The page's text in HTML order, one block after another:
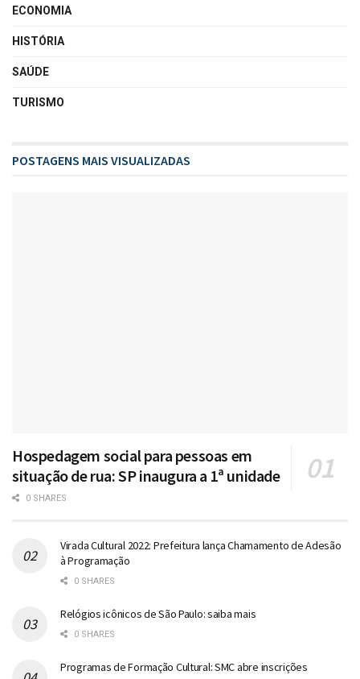
ECONOMIA
HISTÓRIA
SAÚDE
TURISMO
POSTAGENS MAIS VISUALIZADAS
Hospedagem social para pessoas em
situação de rua: SP inaugura a 1ª unidade
0 SHARES
Virada Cultural 2022: Prefeitura lança Chamamento de Adesão
à Programação
0 SHARES
Relógios icônicos de São Paulo: saiba mais
0 SHARES
Programas de Formação Cultural: SMC abre inscrições